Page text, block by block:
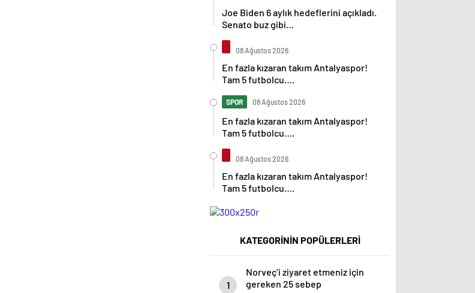
Joe Biden 6 aylık hedeflerini açıkladı.
Senato buz gibi…
08 Ağustos 2026
En fazla kızaran takım Antalyaspor!
Tam 5 futbolcu….
SPOR 08 Ağustos 2026
En fazla kızaran takım Antalyaspor!
Tam 5 futbolcu….
08 Ağustos 2026
En fazla kızaran takım Antalyaspor!
Tam 5 futbolcu….
KATEGORİNİN POPÜLERLERİ
1
Norveç’i ziyaret etmeniz için
gereken 25 sebep